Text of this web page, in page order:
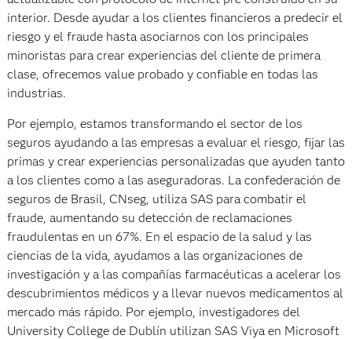
interior. Desde ayudar a los clientes financieros a predecir el
riesgo y el fraude hasta asociarnos con los principales
minoristas para crear experiencias del cliente de primera
clase, ofrecemos value probado y confiable en todas las
industrias.
Por ejemplo, estamos transformando el sector de los
seguros ayudando a las empresas a evaluar el riesgo, fijar las
primas y crear experiencias personalizadas que ayuden tanto
a los clientes como a las aseguradoras. La confederación de
seguros de Brasil, CNseg, utiliza SAS para combatir el
fraude, aumentando su detección de reclamaciones
fraudulentas en un 67%. En el espacio de la salud y las
ciencias de la vida, ayudamos a las organizaciones de
investigación y a las compañías farmacéuticas a acelerar los
descubrimientos médicos y a llevar nuevos medicamentos al
mercado más rápido. Por ejemplo, investigadores del
University College de Dublín utilizan SAS Viya en Microsoft